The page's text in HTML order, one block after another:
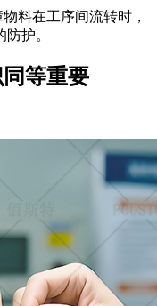
料在工序间流转时，
护。
等重要